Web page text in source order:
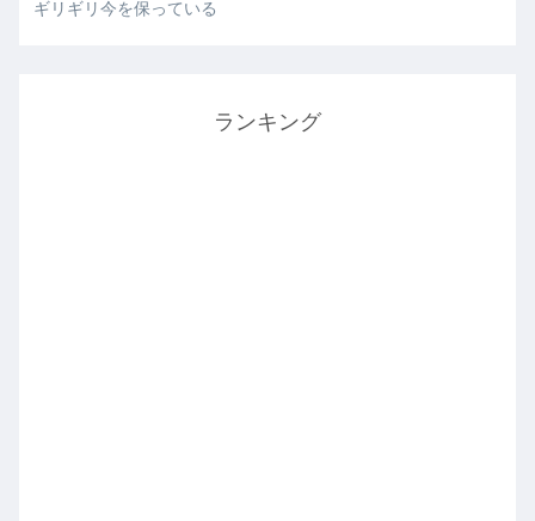
ギリギリ今を保っている
ランキング